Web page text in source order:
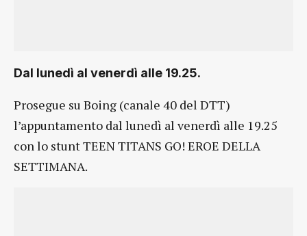
Dal lunedì al venerdì alle 19.25.
Prosegue su Boing (canale 40 del DTT)
l’appuntamento dal lunedì al venerdì alle 19.25
con lo stunt TEEN TITANS GO! EROE DELLA
SETTIMANA.